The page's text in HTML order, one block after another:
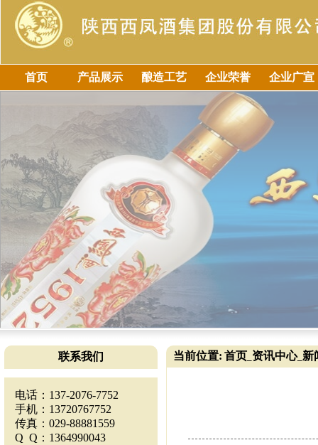
首页 产品展示 酿造工艺 企业荣誉 企业广宣
联系我们
电话：137-2076-7752
手机：13720767752
传真：029-88881559
Q Q：1364990043
当前位置: 首页 资讯中心_ 新